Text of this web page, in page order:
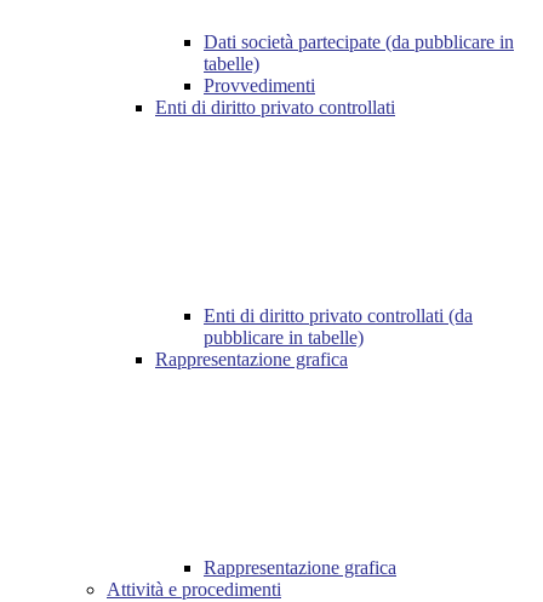
Dati società partecipate (da pubblicare in
tabelle)
Provvedimenti
Enti di diritto privato controllati
Enti di diritto privato controllati (da
pubblicare in tabelle)
Rappresentazione grafica
Rappresentazione grafica
Attività e procedimenti